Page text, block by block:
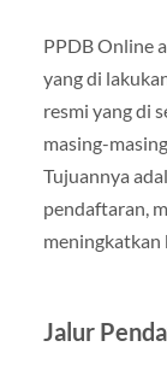
PPDB Online
yang di
resmi yang di
masing-
Tujuannya
pendaftaran,
meningkatkan
Jalur